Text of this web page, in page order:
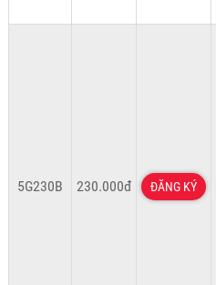
5G230B 230.000đ ĐĂNG KÝ